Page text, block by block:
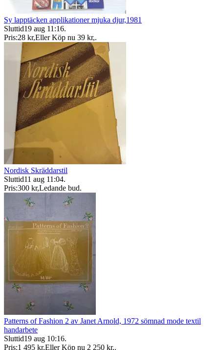
Sy lapptäcken applikationer mjuka djur,1981
Sluttid19 aug 11:16.
Pris:28 kr,Eller Köp nu 39 kr,.
Nordisk Skräddarstil
Sluttid11 aug 11:04.
Pris:300 kr,Ledande bud.
Patterns of Fashion 2 av Janet Arnold, 1972 sömnad mode textil
handarbete
Sluttid19 aug 10:16.
Pris:1 495 kr,Eller Köp nu 2 250 kr,.